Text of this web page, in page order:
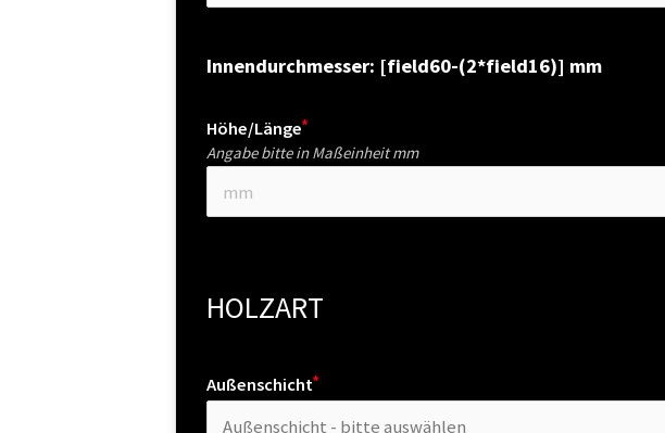
Innendurchmesser: [field60-(2*field16)] mm
Höhe/Länge
Angabe bitte in Maßeinheit mm
HOLZART
Außenschicht